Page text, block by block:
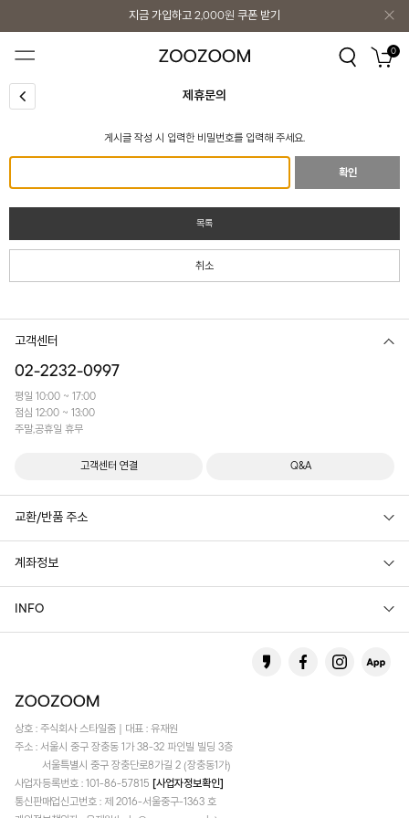
지금 가입하고 2,000원 쿠폰 받기
지금 가입하고 2,000원 쿠폰 받기 0
제휴문의
게시글 작성 시 입력한 비밀번호를 입력해 주세요.
확인
목록
취소
고객센터
02-2232-0997
평일 10:00 ~ 17:00
점심 12:00 ~ 13:00
주말,공휴일 휴무
고객센터 연결 Q&A
교환/반품 주소
계좌정보
INFO
상호 : 주식회사 스타일줌 | 대표 : 유재원
주소 : 서울시 중구 장충동 1가 38-32 파인빌 빌딩 3층
서울특별시 중구 장충단로8가길 2 (장충동1가)
사업자등록번호 : 101-86-57815 [사업자정보확인]
통신판매업신고번호 : 제 2016-서울중구-1363 호